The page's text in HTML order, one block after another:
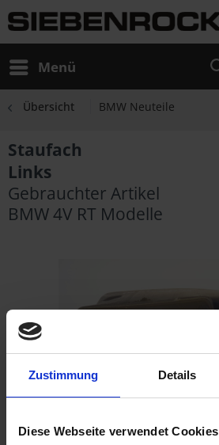
Zustimmung Details
Diese Webseite verwendet Cookies
Menü
Übersicht BMW Neuteile
Staufach
Links
Gebrauchter Artikel
BMW 4V RT Modelle